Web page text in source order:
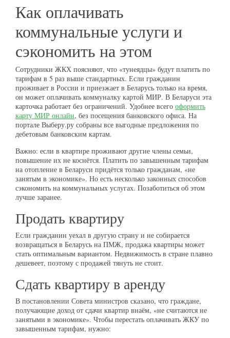
Как оплачивать
коммунальные услуги и
сэкономить на этом
Сотрудники ЖКХ поясняют, что «тунеядцы» будут платить по
тарифам в 5 раз выше стандартных. Если гражданин
проживает в России и приезжает в Беларусь только на время,
он может оплачивать коммуналку картой МИР. В Беларуси эта
карточка работает без ограничений. Удобнее всего оформить
карту МИР онлайн, без посещения банковского офиса. На
портале Выберу.ру собраны все выгодные предложения по
дебетовым банковским картам.
Важно: если в квартире проживают другие члены семьи,
повышение их не коснётся. Платить по завышенным тарифам
на отопление в Беларуси придётся только гражданам, «не
занятым в экономике». Но есть несколько законных способов
сэкономить на коммунальных услугах. Позаботиться об этом
лучше заранее.
Продать квартиру
Если гражданин уехал в другую страну и не собирается
возвращаться в Беларусь на ПМЖ, продажа квартиры может
стать оптимальным вариантом. Недвижимость в стране плавно
дешевеет, поэтому с продажей тянуть не стоит.
Сдать квартиру в аренду
В постановлении Совета министров сказано, что граждане,
получающие доход от сдачи квартир внаём, «не считаются не
занятыми в экономике». Чтобы перестать оплачивать ЖКУ по
завышенным тарифам, нужно: